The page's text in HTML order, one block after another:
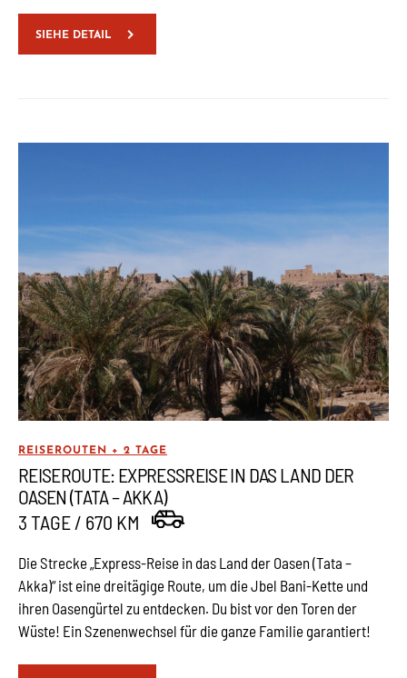
SIEHE DETAIL
REISEROUTEN + 2 TAGE
REISEROUTE: EXPRESSREISE IN DAS LAND DER
OASEN (TATA – AKKA)
3 TAGE / 670 KM
Die Strecke „Express-Reise in das Land der Oasen (Tata –
Akka)“ ist eine dreitägige Route, um die Jbel Bani-Kette und
ihren Oasengürtel zu entdecken. Du bist vor den Toren der
Wüste! Ein Szenenwechsel für die ganze Familie garantiert!